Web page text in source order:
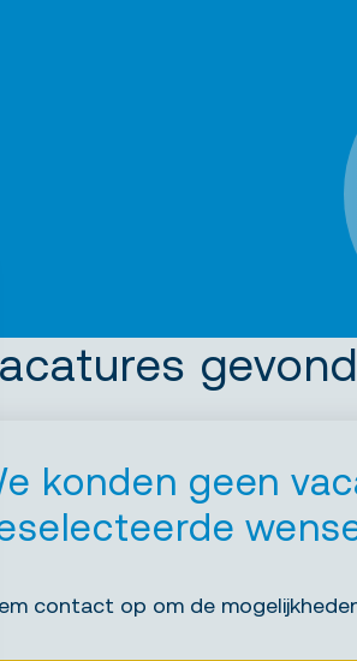
konden geen
contact op om de